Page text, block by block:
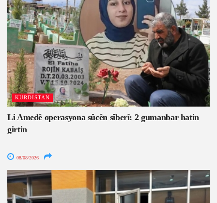
KURDISTAN
Li Amedê operasyona sûcên sîberî: 2 gumanbar hatin
girtin
08/08/2026